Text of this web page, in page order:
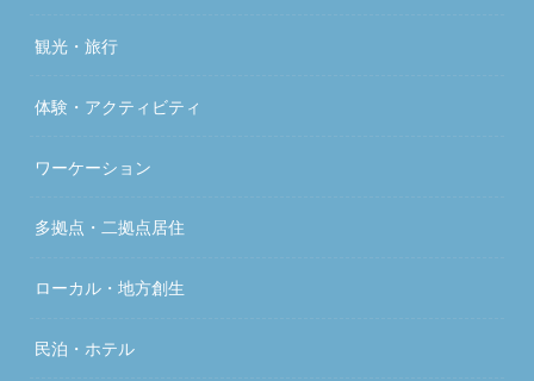
観光・旅行
体験・アクティビティ
ワーケーション
多拠点・二拠点居住
ローカル・地方創生
民泊・ホテル